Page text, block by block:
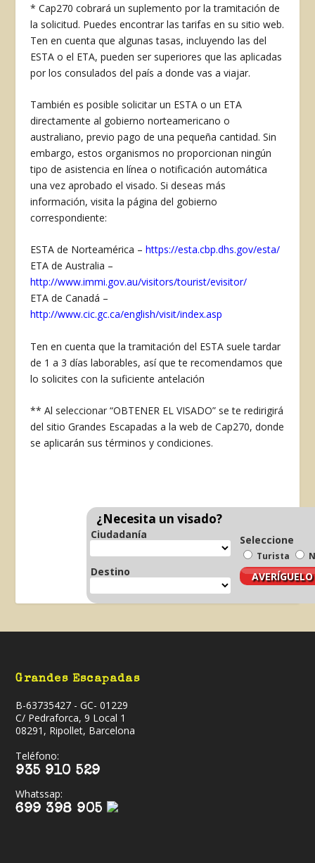
* Cap270 cobrará un suplemento por la tramitación de
la solicitud. Puedes encontrar las tarifas en su sitio web.
Ten en cuenta que algunas tasas, incluyendo las del
ESTA o el ETA, pueden ser superiores que las aplicadas
por los consulados del país a donde vas a viajar.
También es posible solicitar un ESTA o un ETA
directamente al gobierno norteamericano o
australiano, previo pago de una pequeña cantidad. Sin
embargo, estos organismos no proporcionan ningún
tipo de asistencia en línea o notificación automática
una vez aprobado el visado. Si deseas más
información, visita la página del gobierno
correspondiente:
ESTA de Norteamérica – https://esta.cbp.dhs.gov/esta/
ETA de Australia –
http://www.immi.gov.au/visitors/tourist/evisitor/
ETA de Canadá –
http://www.cic.gc.ca/english/visit/index.asp
Ten en cuenta que la tramitación del ESTA suele tardar
de 1 a 3 días laborables, así que te recomendamos que
lo solicites con la suficiente antelación
** Al seleccionar “OBTENER EL VISADO” se te redirigirá
del sitio Grandes Escapadas a la web de Cap270, donde
se aplicarán sus términos y condiciones.
¿Necesita un visado?
Ciudadanía
Destino
Seleccione
Turista
Grandes Escapadas
B-63735427 - GC- 01229
C/ Pedraforca, 9 Local 1
08291, Ripollet, Barcelona
Teléfono:
935 910 529
Whatssap:
699 398 905